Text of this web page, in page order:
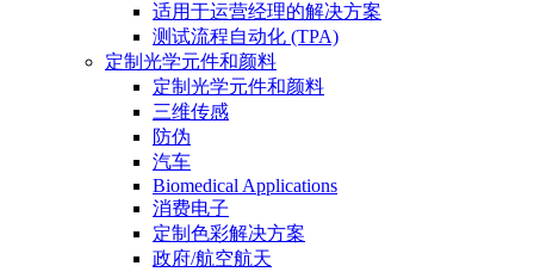
适用于运营经理的解决方案
测试流程自动化 (TPA)
定制光学元件和颜料
定制光学元件和颜料
三维传感
防伪
汽车
Biomedical Applications
消费电子
定制色彩解决方案
政府/航空航天